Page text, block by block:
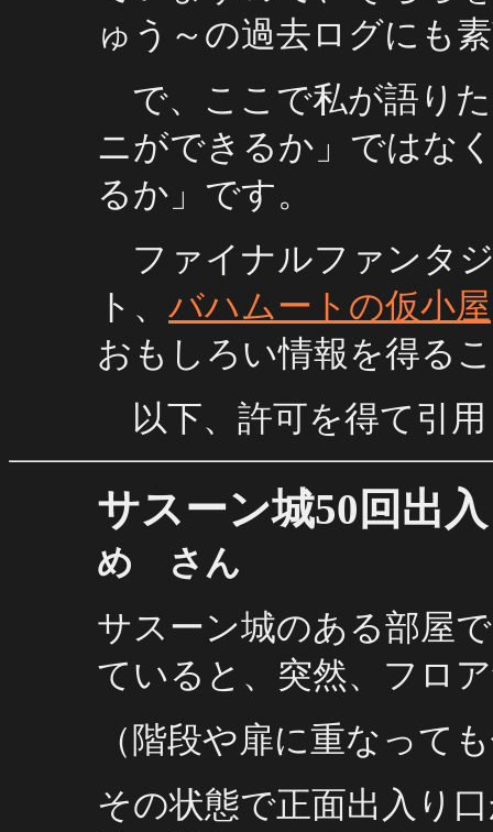
ゅう～の過去ログにも
で、ここで私が語り
ニができるか」ではな
るか」です。
ファイナルファンタ
ト、 バハムートの仮小屋
おもしろい情報を得る
以下、許可を得て引
サスーン城50回出
め さん
サスーン城のある部屋
ていると、突然、フロ
（階段や扉に重なって
その状態で正面出入り